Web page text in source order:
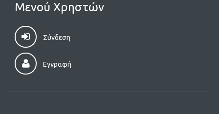
Μενού Χρηστών
Σύνδεση
Εγγραφή